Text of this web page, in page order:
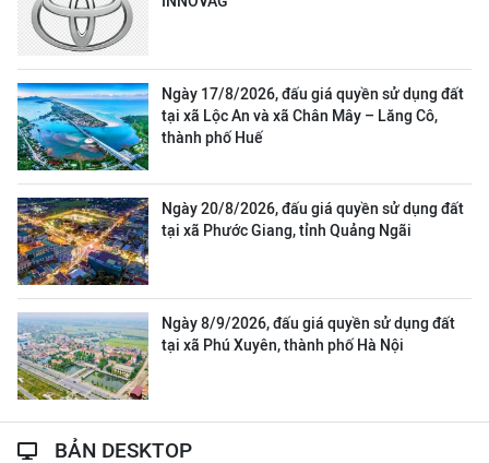
Ngày 17/8/2026, đấu giá quyền sử dụng đất
tại xã Lộc An và xã Chân Mây – Lăng Cô,
thành phố Huế
Ngày 20/8/2026, đấu giá quyền sử dụng đất
tại xã Phước Giang, tỉnh Quảng Ngãi
Ngày 8/9/2026, đấu giá quyền sử dụng đất
tại xã Phú Xuyên, thành phố Hà Nội
BẢN DESKTOP